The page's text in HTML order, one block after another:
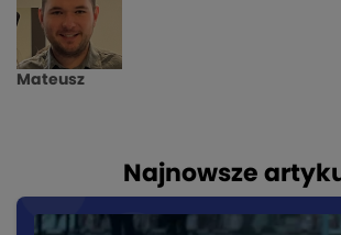
Mateusz
Najnowsze